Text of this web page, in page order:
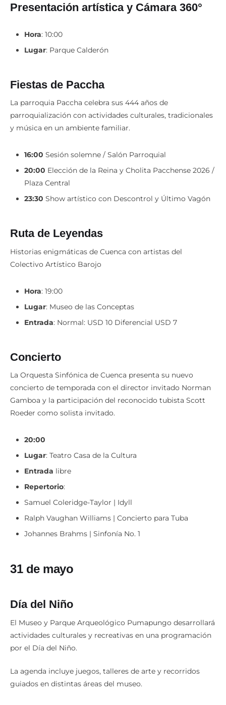
Presentación artística y Cámara 360°
Hora: 10:00
Lugar: Parque Calderón
Fiestas de Paccha
La parroquia Paccha celebra sus 444 años de
parroquialización con actividades culturales, tradicionales
y música en un ambiente familiar.
16:00 Sesión solemne / Salón Parroquial
20:00 Elección de la Reina y Cholita Pacchense 2026 /
Plaza Central
23:30 Show artístico con Descontrol y Último Vagón
Ruta de Leyendas
Historias enigmáticas de Cuenca con artistas del
Colectivo Artístico Barojo
Hora: 19:00
Lugar: Museo de las Conceptas
Entrada: Normal: USD 10 Diferencial USD 7
Concierto
La Orquesta Sinfónica de Cuenca presenta su nuevo
concierto de temporada con el director invitado Norman
Gamboa y la participación del reconocido tubista Scott
Roeder como solista invitado.
20:00
Lugar: Teatro Casa de la Cultura
Entrada libre
Repertorio:
Samuel Coleridge-Taylor | Idyll
Ralph Vaughan Williams | Concierto para Tuba
Johannes Brahms | Sinfonía No. 1
31 de mayo
Día del Niño
El Museo y Parque Arqueológico Pumapungo desarrollará
actividades culturales y recreativas en una programación
por el Día del Niño.
La agenda incluye juegos, talleres de arte y recorridos
guiados en distintas áreas del museo.